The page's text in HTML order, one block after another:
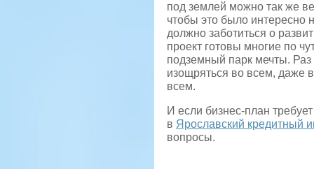
под землей можно так же
чтобы это было интересно
должно заботиться о
проект готовы многие по
подземный парк мечты.
изощряться во всем, даже
всем.
И если бизнес-план
в Ярославский кредитный
вопросы.